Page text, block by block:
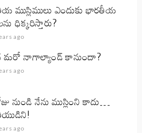
ముస్లిములు ఎందుకు భారతీయ
ధిక్కరిస్తారు?
ago
మరో నాగాల్యాండ్ కానుందా?
ago
నుండి నేను ముస్లింని కాదు…
ago